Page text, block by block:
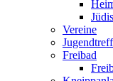
Vereine
Jugendtreff
Freibad